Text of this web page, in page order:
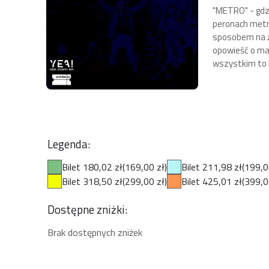
"METRO" -
peronach
sposobem na
opowieść o
wszystkim to
Legenda:
Bilet 180,02 zł(169,00 zł) Bilet 211,98 zł
Bilet 318,50 zł(299,00 zł) Bilet 425,01 zł
Dostępne zniżki:
Brak dostępnych zniżek